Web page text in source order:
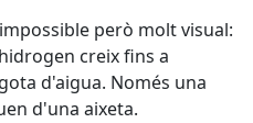
però molt visual:
creix fins a
d'aigua. Només una
d'una aixeta.